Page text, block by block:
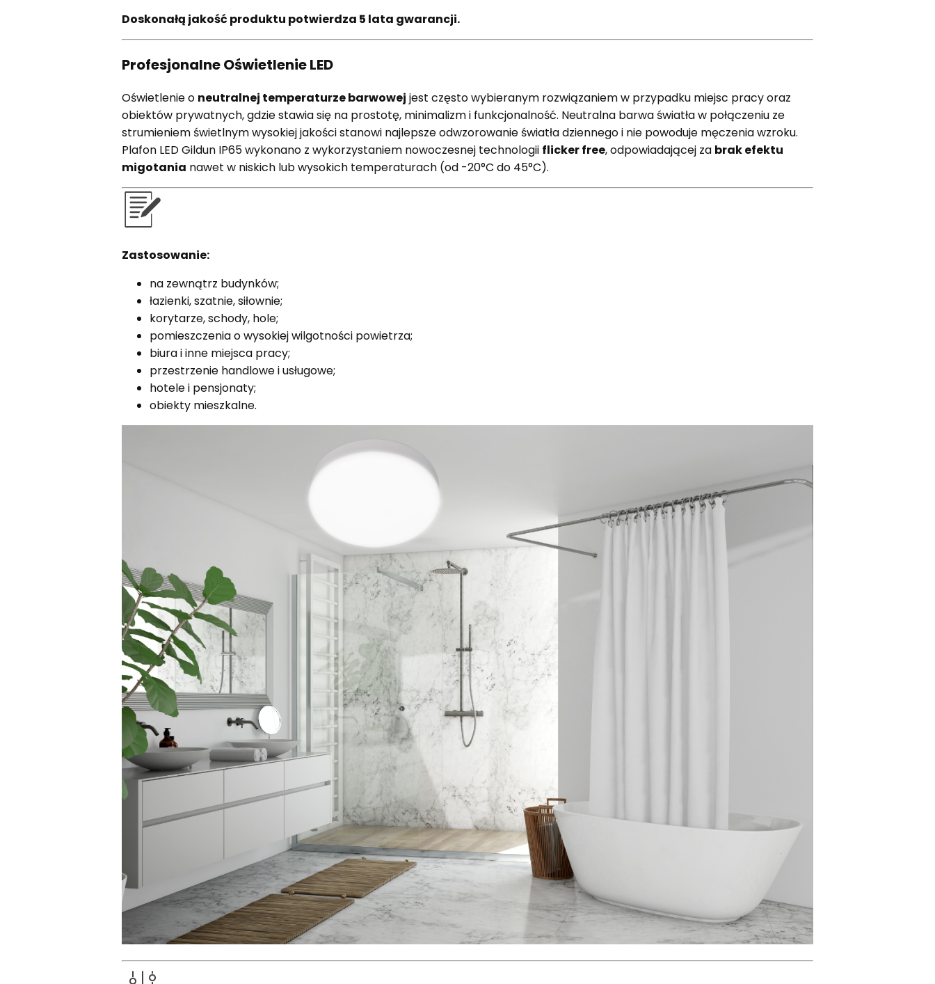
Doskonałą jakość produktu potwierdza 5 lata gwarancji.
Profesjonalne Oświetlenie LED
Oświetlenie o neutralnej temperaturze barwowej jest często wybieranym rozwiązaniem w przypadku miejsc pracy oraz
obiektów prywatnych, gdzie stawia się na prostotę, minimalizm i funkcjonalność. Neutralna barwa światła w połączeniu ze
strumieniem świetlnym wysokiej jakości stanowi najlepsze odwzorowanie światła dziennego i nie powoduje męczenia wzroku.
Plafon LED Gildun IP65 wykonano z wykorzystaniem nowoczesnej technologii flicker free, odpowiadającej za brak efektu
migotania nawet w niskich lub wysokich temperaturach (od -20°C do 45°C).
Zastosowanie:
na zewnątrz budynków;
łazienki, szatnie, siłownie;
korytarze, schody, hole;
pomieszczenia o wysokiej wilgotności powietrza;
biura i inne miejsca pracy;
przestrzenie handlowe i usługowe;
hotele i pensjonaty;
obiekty mieszkalne.